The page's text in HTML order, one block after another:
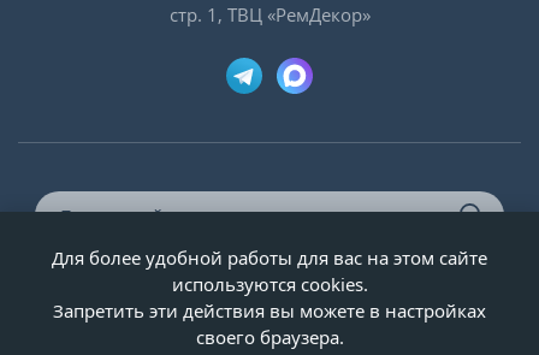
стр. 1, ТВЦ «РемДекор»
© ООО «Двери-и-точка», ИНН 5020092947, 1995-2026 г.
Для более удобной работы для вас на этом сайте
используются cookies.
Запретить эти действия вы можете в настройках
своего браузера.